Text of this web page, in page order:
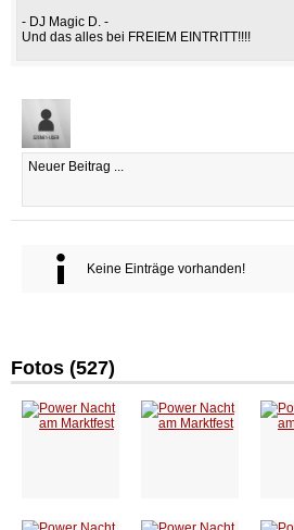
- DJ Magic D. -
Und das alles bei FREIEM EINTRITT!!!!
Keine Einträge vorhanden!
Fotos (527)